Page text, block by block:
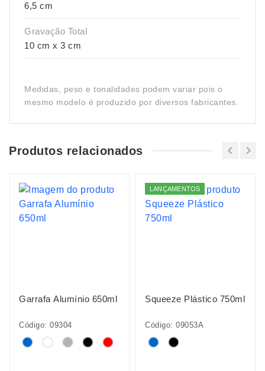
6,5 cm
Gravação Total
10 cm x 3 cm
Medidas, peso e tonalidades podem variar pois o
mesmo modelo é produzido por diversos fabricantes.
Produtos relacionados
Garrafa Alumínio 650ml
Código: 09304
LANÇAMENTOS
Squeeze Plástico 750ml
Código: 09053A